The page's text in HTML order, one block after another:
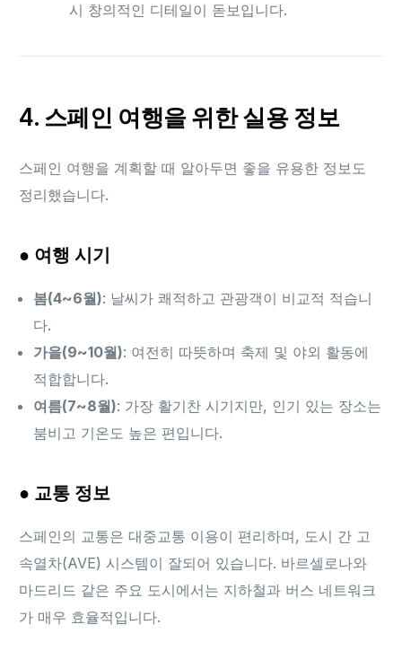
시 창의적인 디테일이 돋보입니다.
4. 스페인 여행을 위한 실용 정보
스페인 여행을 계획할 때 알아두면 좋을 유용한 정보도
정리했습니다.
● 여행 시기
봄(4~6월): 날씨가 쾌적하고 관광객이 비교적 적습니
다.
가을(9~10월): 여전히 따뜻하며 축제 및 야외 활동에
적합합니다.
여름(7~8월): 가장 활기찬 시기지만, 인기 있는 장소는
붐비고 기온도 높은 편입니다.
● 교통 정보
스페인의 교통은 대중교통 이용이 편리하며, 도시 간 고
속열차(AVE) 시스템이 잘되어 있습니다. 바르셀로나와
마드리드 같은 주요 도시에서는 지하철과 버스 네트워크
가 매우 효율적입니다.